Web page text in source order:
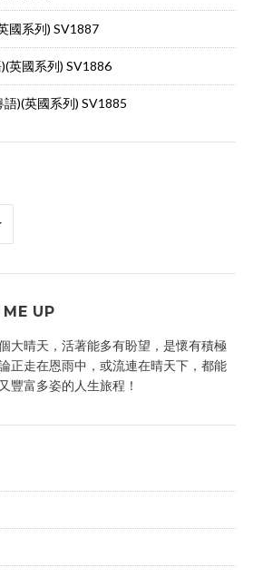
國系列) SV1887
英國系列) SV1886
語)(英國系列) SV1885
UP
大晴天，活著能多有盼望，是懷有積極
正走在恩雨中，或流連在晴天下，都能
豐富多姿的人生旅程！